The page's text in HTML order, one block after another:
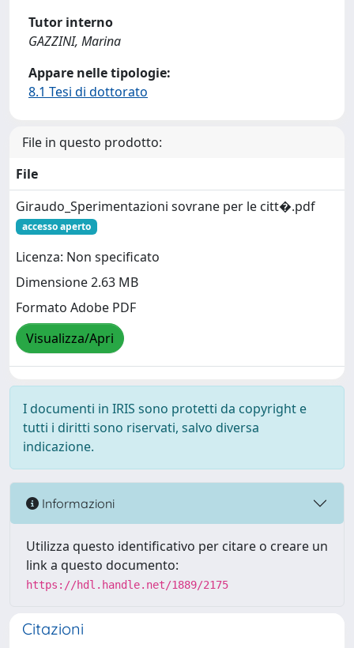
Tutor interno
GAZZINI, Marina
Appare nelle tipologie:
8.1 Tesi di dottorato
File in questo prodotto:
File
Giraudo_Sperimentazioni sovrane per le citt�.pdf
accesso aperto
Licenza: Non specificato
Dimensione 2.63 MB
Formato Adobe PDF
Visualizza/Apri
I documenti in IRIS sono protetti da copyright e
tutti i diritti sono riservati, salvo diversa
indicazione.
Informazioni
Utilizza questo identificativo per citare o creare un
link a questo documento:
https://hdl.handle.net/1889/2175
Citazioni